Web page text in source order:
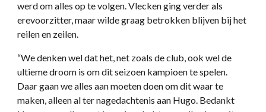
werd om alles op te volgen. Vlecken ging verder als
erevoorzitter, maar wilde graag betrokken blijven bij het
reilen en zeilen.
“We denken wel dat het, net zoals de club, ook wel de
ultieme droom is om dit seizoen kampioen te spelen.
Daar gaan we alles aan moeten doen om dit waar te
maken, alleen al ter nagedachtenis aan Hugo. Bedankt